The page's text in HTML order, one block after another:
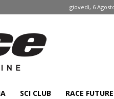
giovedì, 6
SCI CLUB RACE